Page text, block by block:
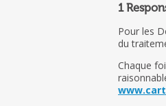
1
Pour les
du
Chaque